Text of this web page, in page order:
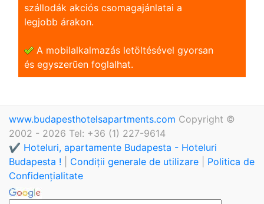
szállodák akciós csomagajánlatai a
legjobb árakon.
A mobilalkalmazás letöltésével gyorsan
és egyszerũen foglalhat.
www.budapesthotelsapartments.com Copyright ©
2002 - 2026 Tel: +36 (1) 227-9614
✔️ Hoteluri, apartamente Budapesta - Hoteluri
Budapesta !
Condiții generale de utilizare
Politica de
Confidențialitate